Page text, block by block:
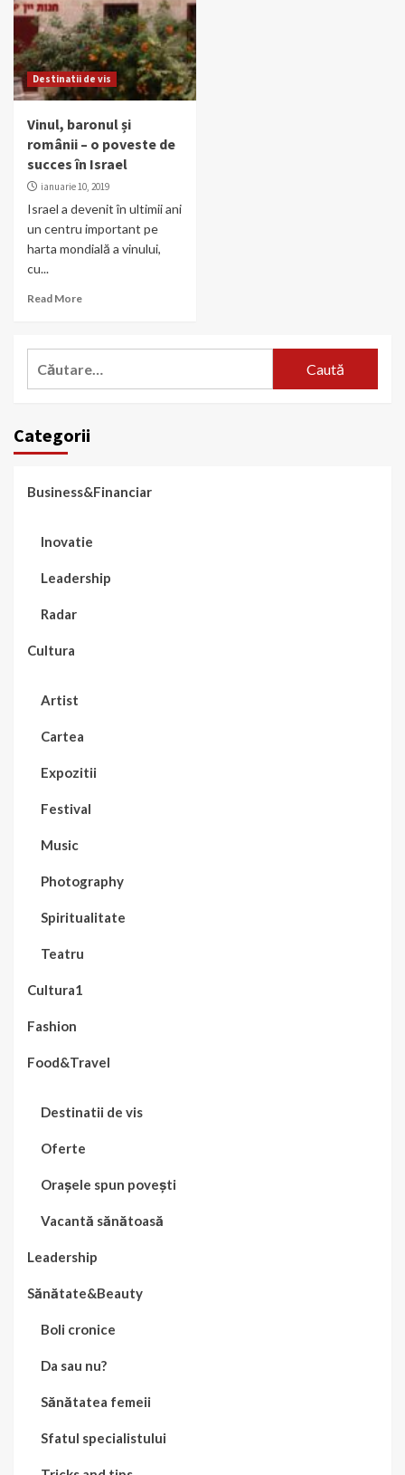
Destinatii de vis
Vinul, baronul și
românii – o poveste de
succes în Israel
ianuarie 10, 2019
Israel a devenit în ultimii ani
un centru important pe
harta mondială a vinului,
cu...
Read More
Categorii
Business&Financiar
Inovatie
Leadership
Radar
Cultura
Artist
Cartea
Expozitii
Festival
Music
Photography
Spiritualitate
Teatru
Cultura1
Fashion
Food&Travel
Destinatii de vis
Oferte
Orașele spun povești
Vacantă sănătoasă
Leadership
Sănătate&Beauty
Boli cronice
Da sau nu?
Sănătatea femeii
Sfatul specialistului